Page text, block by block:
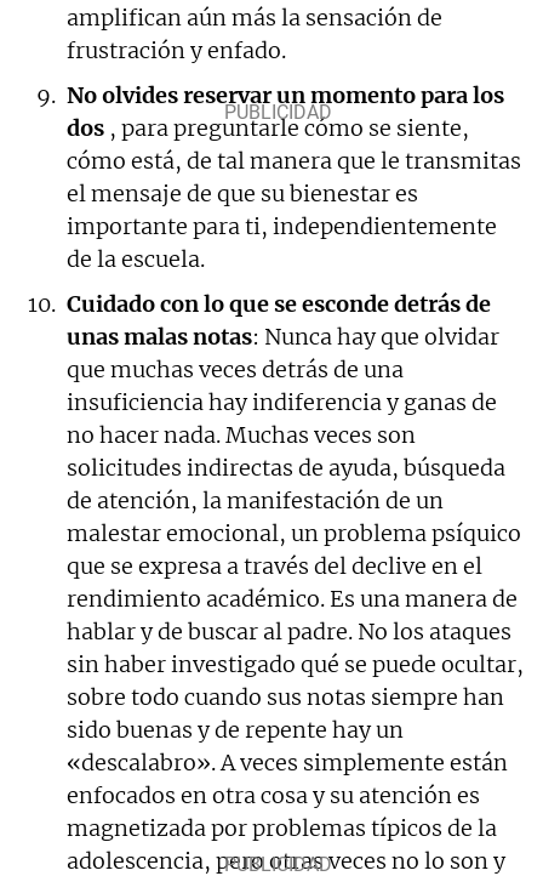
amplifican aún más la sensación de
frustración y enfado.
No olvides reservar un momento para los
dos , para preguntarle cómo se siente,
cómo está, de tal manera que le transmitas
el mensaje de que su bienestar es
importante para ti, independientemente
de la escuela.
Cuidado con lo que se esconde detrás de
unas malas notas: Nunca hay que olvidar
que muchas veces detrás de una
insuficiencia hay indiferencia y ganas de
no hacer nada. Muchas veces son
solicitudes indirectas de ayuda, búsqueda
de atención, la manifestación de un
malestar emocional, un problema psíquico
que se expresa a través del declive en el
rendimiento académico. Es una manera de
hablar y de buscar al padre. No los ataques
sin haber investigado qué se puede ocultar,
sobre todo cuando sus notas siempre han
sido buenas y de repente hay un
«descalabro». A veces simplemente están
enfocados en otra cosa y su atención es
magnetizada por problemas típicos de la
adolescencia, pero otras veces no lo son y